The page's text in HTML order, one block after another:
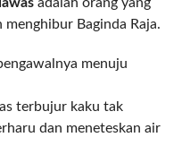
Baginda Raja.
menuju
terbujur kaku tak
dan meneteskan air